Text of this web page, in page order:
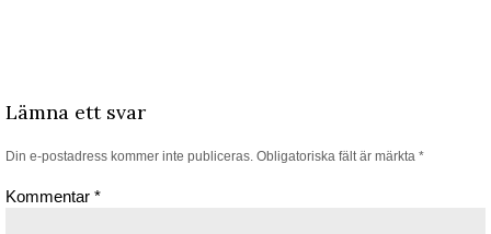
Lämna ett svar
Din e-postadress kommer inte publiceras. Obligatoriska fält är märkta *
Kommentar *